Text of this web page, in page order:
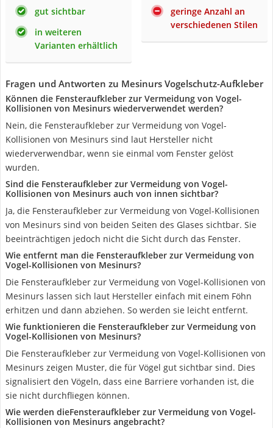
gut sichtbar
in weiteren
Varianten erhältlich
geringe Anzahl an
verschiedenen Stilen
Fragen und Antworten zu Mesinurs Vogelschutz-Aufkleber
Können die Fensteraufkleber zur Vermeidung von Vogel-
Kollisionen von Mesinurs wiederverwendet werden?
Nein, die Fensteraufkleber zur Vermeidung von Vogel-
Kollisionen von Mesinurs sind laut Hersteller nicht
wiederverwendbar, wenn sie einmal vom Fenster gelöst
wurden.
Sind die Fensteraufkleber zur Vermeidung von Vogel-
Kollisionen von Mesinurs auch von innen sichtbar?
Ja, die Fensteraufkleber zur Vermeidung von Vogel-Kollisionen
von Mesinurs sind von beiden Seiten des Glases sichtbar. Sie
beeinträchtigen jedoch nicht die Sicht durch das Fenster.
Wie entfernt man die Fensteraufkleber zur Vermeidung von
Vogel-Kollisionen von Mesinurs?
Die Fensteraufkleber zur Vermeidung von Vogel-Kollisionen von
Mesinurs lassen sich laut Hersteller einfach mit einem Föhn
erhitzen und dann abziehen. So werden sie leicht entfernt.
Wie funktionieren die Fensteraufkleber zur Vermeidung von
Vogel-Kollisionen von Mesinurs?
Die Fensteraufkleber zur Vermeidung von Vogel-Kollisionen von
Mesinurs zeigen Muster, die für Vögel gut sichtbar sind. Dies
signalisiert den Vögeln, dass eine Barriere vorhanden ist, die
sie nicht durchfliegen können.
Wie werden dieFensteraufkleber zur Vermeidung von Vogel-
Kollisionen von Mesinurs angebracht?